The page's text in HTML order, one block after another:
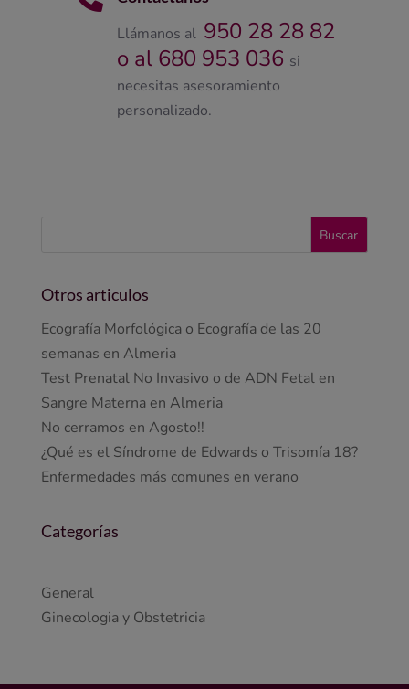
Llámanos al 950 28 28 82
o al 680 953 036 si
necesitas asesoramiento
personalizado.
Otros articulos
Ecografía Morfológica o Ecografía de las 20
semanas en Almeria
Test Prenatal No Invasivo o de ADN Fetal en
Sangre Materna en Almeria
No cerramos en Agosto!!
¿Qué es el Síndrome de Edwards o Trisomía 18?
Enfermedades más comunes en verano
Categorías
General
Ginecologia y Obstetricia